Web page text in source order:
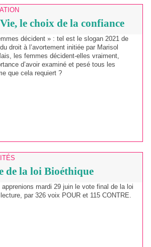
le choix de la confiance
décident » : tel est le slogan 2021 de
droit à l’avortement initiée par Marisol
les femmes décident-elles vraiment,
d’avoir examiné et pesé tous les
que cela requiert ?
de la loi Bioéthique
mardi 29 juin le vote final de la loi
par 326 voix POUR et 115 CONTRE.